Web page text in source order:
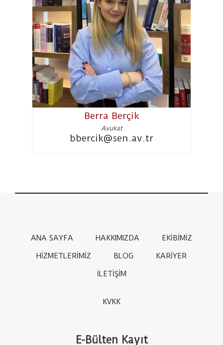
Berra Berçik
Avukat
bbercik@sen.av.tr
ANA SAYFA HAKKIMIZDA
EKİBİMİZ
HİZMETLERİMİZ
BLOG
KARİYER
İLETİŞİM
KVKK
E-Bülten Kayıt